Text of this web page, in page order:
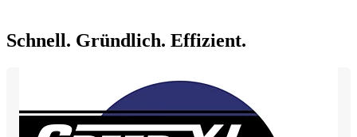
Schnell. Gründlich. Effizient.